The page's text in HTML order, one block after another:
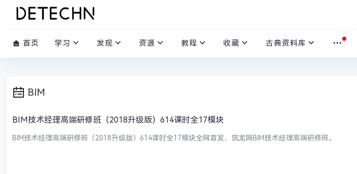
首页 学习 发现 资源 教程 收藏 古典资料库
BIM
BIM技术经理高端研修班（2018升级版）614课时全17模块
BIM技术经理高端研修班（2018升级版）614课时全17模块全网首发，筑龙网BIM技术经理高端研修班。